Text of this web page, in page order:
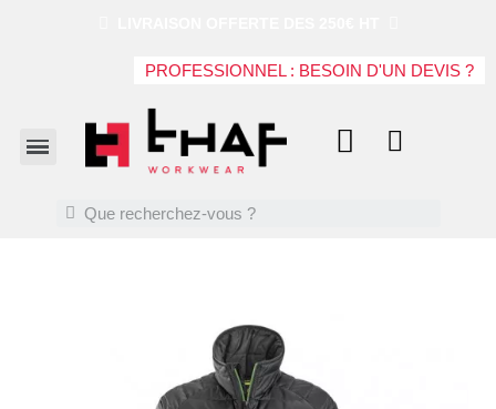
PROFESSIONNEL : BESOIN D'UN DEVIS ?